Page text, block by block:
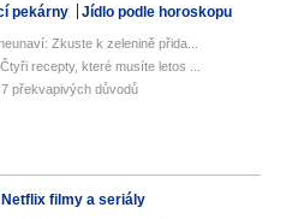
pekárny Jídlo podle horoskopu
Zkuste k zelenině přida...
recepty, které musíte letos ...
překvapivých důvodů
Netflix filmy a seriály